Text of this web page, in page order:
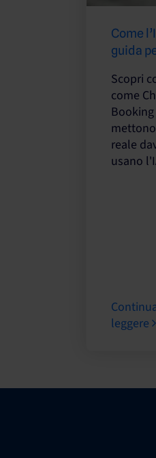
Come
guida
Scopri
come
reale
usano
leggere